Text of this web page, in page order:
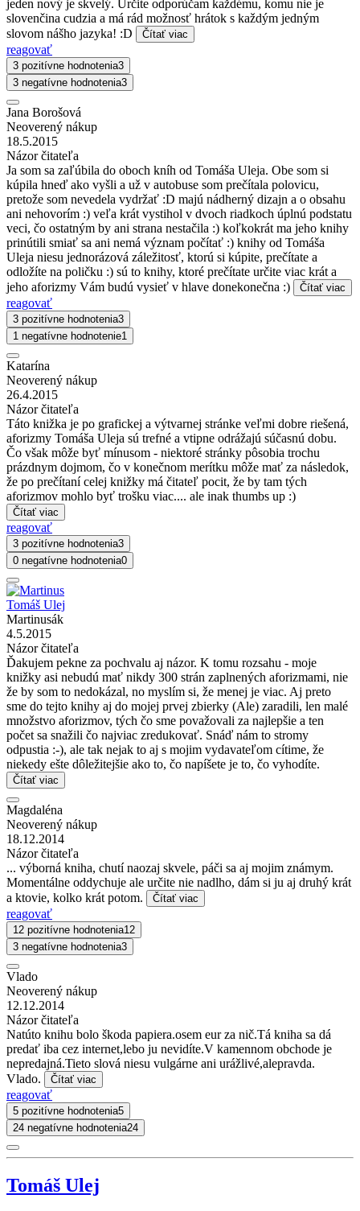
jeden nový je skvelý. Určite odporúčam každému, komu nie je
slovenčina cudzia a má rád možnosť hrátok s každým jedným
slovom nášho jazyka! :D
Čítať viac
reagovať
3 pozitívne hodnotenia3
3 negatívne hodnotenia3
Jana Borošová
Neoverený nákup
18.5.2015
Názor čitateľa
Ja som sa zaľúbila do oboch kníh od Tomáša Uleja. Obe som si
kúpila hneď ako vyšli a už v autobuse som prečítala polovicu,
pretože som nevedela vydržať :D majú nádherný dizajn a o obsahu
ani nehovorím :) veľa krát vystihol v dvoch riadkoch úplnú podstatu
veci, čo ostatným by ani strana nestačila :) koľkokrát ma jeho knihy
prinútili smiať sa ani nemá význam počítať :) knihy od Tomáša
Uleja niesu jednorázová záležitosť, ktorú si kúpite, prečítate a
odložíte na poličku :) sú to knihy, ktoré prečítate určite viac krát a
jeho aforizmy Vám budú vysieť v hlave donekonečna :)
Čítať viac
reagovať
3 pozitívne hodnotenia3
1 negatívne hodnotenie1
Katarína
Neoverený nákup
26.4.2015
Názor čitateľa
Táto knižka je po grafickej a výtvarnej stránke veľmi dobre riešená,
aforizmy Tomáša Uleja sú trefné a vtipne odrážajú súčasnú dobu.
Čo však môže byť mínusom - niektoré stránky pôsobia trochu
prázdnym dojmom, čo v konečnom merítku môže mať za následok,
že po prečítaní celej knižky má čitateľ pocit, že by tam tých
aforizmov mohlo byť trošku viac.... ale inak thumbs up :)
Čítať viac
reagovať
3 pozitívne hodnotenia3
0 negatívne hodnotenia0
Tomáš Ulej
Martinusák
4.5.2015
Názor čitateľa
Ďakujem pekne za pochvalu aj názor. K tomu rozsahu - moje
knižky asi nebudú mať nikdy 300 strán zaplnených aforizmami, nie
že by som to nedokázal, no myslím si, že menej je viac. Aj preto
sme do tejto knihy aj do mojej prvej zbierky (Ale) zaradili, len malé
množstvo aforizmov, tých čo sme považovali za najlepšie a ten
počet sa snažili čo najviac zredukovať. Snáď nám to stromy
odpustia :-), ale tak nejak to aj s mojim vydavateľom cítime, že
niekedy ešte dôležitejšie ako to, čo napíšete je to, čo vyhodíte.
Čítať viac
Magdaléna
Neoverený nákup
18.12.2014
Názor čitateľa
... výborná kniha, chutí naozaj skvele, páči sa aj mojim známym.
Momentálne oddychuje ale určite nie nadlho, dám si ju aj druhý krát
a ktovie, kolko krát potom.
Čítať viac
reagovať
12 pozitívne hodnotenia12
3 negatívne hodnotenia3
Vlado
Neoverený nákup
12.12.2014
Názor čitateľa
Natúto knihu bolo škoda papiera.osem eur za nič.Tá kniha sa dá
predať iba cez internet,lebo ju nevidíte.V kamennom obchode je
nepredajná.Tieto slová niesu vulgárne ani urážlivé,alepravda.
Vlado.
Čítať viac
reagovať
5 pozitívne hodnotenia5
24 negatívne hodnotenia24
Tomáš Ulej